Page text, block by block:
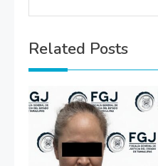
Related Posts